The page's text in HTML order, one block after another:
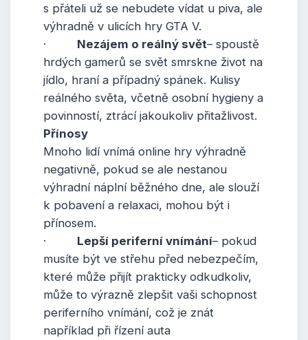
s přáteli už se nebudete vídat u piva, ale
výhradně v ulicích hry GTA V.
· Nezájem o reálný svět– spoustě
hrdých gamerů se svět smrskne život na
jídlo, hraní a případný spánek. Kulisy
reálného světa, včetně osobní hygieny a
povinností, ztrácí jakoukoliv přitažlivost.
Přínosy
Mnoho lidí vnímá online hry výhradně
negativně, pokud se ale nestanou
výhradní náplní běžného dne, ale slouží
k pobavení a relaxaci, mohou být i
přínosem.
· Lepší periferní vnímání– pokud
musíte být ve střehu před nebezpečím,
které může přijít prakticky odkudkoliv,
může to výrazně zlepšit vaši schopnost
periferního vnímání, což je znát
například při řízení auta